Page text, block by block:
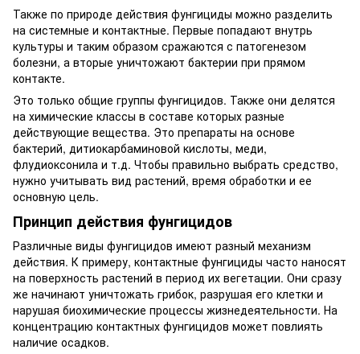
Также по природе действия фунгициды можно разделить
на системные и контактные. Первые попадают внутрь
культуры и таким образом сражаются с патогенезом
болезни, а вторые уничтожают бактерии при прямом
контакте.
Это только общие группы фунгицидов. Также они делятся
на химические классы в составе которых разные
действующие вещества. Это препараты на основе
бактерий, дитиокарбаминовой кислоты, меди,
флудиоксонила и т.д. Чтобы правильно выбрать средство,
нужно учитывать вид растений, время обработки и ее
основную цель.
Принцип действия фунгицидов
Различные виды фунгицидов имеют разный механизм
действия. К примеру, контактные фунгициды часто наносят
на поверхность растений в период их вегетации. Они сразу
же начинают уничтожать грибок, разрушая его клетки и
нарушая биохимические процессы жизнедеятельности. На
концентрацию контактных фунгицидов может повлиять
наличие осадков.